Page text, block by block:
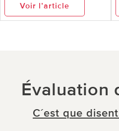
Voir l’article
Évaluation
C´est que